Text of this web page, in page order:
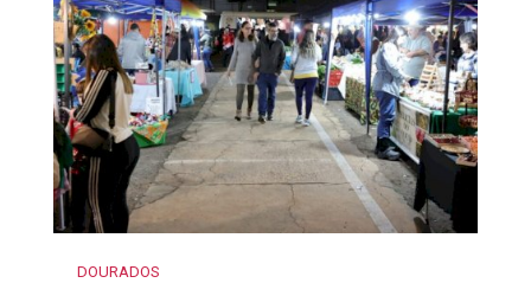
DOURADOS